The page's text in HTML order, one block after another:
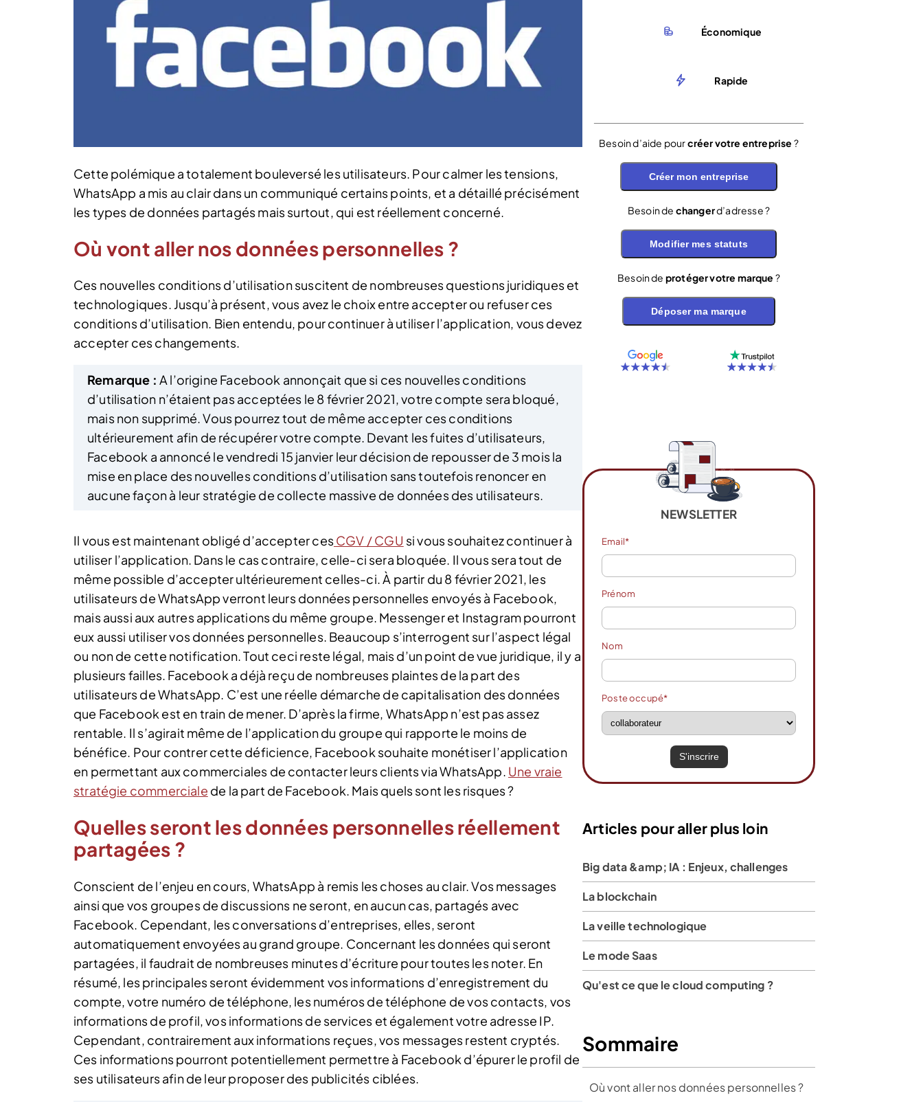
Cette polémique a totalement bouleversé les utilisateurs. Pour calmer les tensions,
WhatsApp a mis au clair dans un communiqué certains points, et a détaillé précisément
les types de données partagés mais surtout, qui est réellement concerné.
Où vont aller nos données personnelles ?
Ces nouvelles conditions d’utilisation suscitent de nombreuses questions juridiques et
technologiques. Jusqu’à présent, vous avez le choix entre accepter ou refuser ces
conditions d’utilisation. Bien entendu, pour continuer à utiliser l’application, vous devez
accepter ces changements.
Remarque : A l’origine Facebook annonçait que si ces nouvelles conditions
d’utilisation n’étaient pas acceptées le 8 février 2021, votre compte sera bloqué,
mais non supprimé. Vous pourrez tout de même accepter ces conditions
ultérieurement afin de récupérer votre compte. Devant les fuites d’utilisateurs,
Facebook a annoncé le vendredi 15 janvier leur décision de repousser de 3 mois la
mise en place des nouvelles conditions d’utilisation sans toutefois renoncer en
aucune façon à leur stratégie de collecte massive de données des utilisateurs.
Il vous est maintenant obligé d’accepter cesCGV / CGU si vous souhaitez continuer à
utiliser l’application. Dans le cas contraire, celle-ci sera bloquée. Il vous sera tout de
même possible d’accepter ultérieurement celles-ci. À partir du 8 février 2021, les
utilisateurs de WhatsApp verront leurs données personnelles envoyés à Facebook,
mais aussi aux autres applications du même groupe. Messenger et Instagram pourront
eux aussi utiliser vos données personnelles. Beaucoup s’interrogent sur l’aspect légal
ou non de cette notification. Tout ceci reste légal, mais d’un point de vue juridique, il y a
plusieurs failles. Facebook a déjà reçu de nombreuses plaintes de la part des
utilisateurs de WhatsApp. C’est une réelle démarche de capitalisation des données
que Facebook est en train de mener. D’après la firme, WhatsApp n’est pas assez
rentable. Il s’agirait même de l’application du groupe qui rapporte le moins de
bénéfice. Pour contrer cette déficience, Facebook souhaite monétiser l’application
en permettant aux commerciales de contacter leurs clients via WhatsApp. Une vraie
stratégie commerciale de la part de Facebook. Mais quels sont les risques ?
Quelles seront les données personnelles réellement
partagées ?
Conscient de l’enjeu en cours, WhatsApp à remis les choses au clair. Vos messages
ainsi que vos groupes de discussions ne seront, en aucun cas, partagés avec
Facebook. Cependant, les conversations d’entreprises, elles, seront
automatiquement envoyées au grand groupe. Concernant les données qui seront
partagées, il faudrait de nombreuses minutes d’écriture pour toutes les noter. En
résumé, les principales seront évidemment vos informations d’enregistrement du
compte, votre numéro de téléphone, les numéros de téléphone de vos contacts, vos
informations de profil, vos informations de services et également votre adresse IP.
Cependant, contrairement aux informations reçues, vos messages restent cryptés.
Ces informations pourront potentiellement permettre à Facebook d’épurer le profil de
ses utilisateurs afin de leur proposer des publicités ciblées.
Économique
Rapide
Besoin d’aide pourcréer votre entreprise ?
Créer mon entreprise
Besoin de changerd’adresse ?
Modifier mes statuts
Besoin de protéger votre marque ?
Déposer ma marque
NEWSLETTER
Email*
Prénom
Nom
Poste occupé*
Articles pour aller plus loin
Big data &amp; IA : Enjeux, challenges
La blockchain
La veille technologique
Le mode Saas
Qu'est ce que le cloud computing ?
Sommaire
Où vont aller nos données personnelles ?